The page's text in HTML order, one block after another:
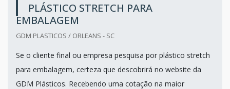
PLÁSTICO STRETCH PARA
EMBALAGEM
GDM PLASTICOS / ORLEANS - SC
Se o cliente final ou empresa pesquisa por plástico stretch
para embalagem, certeza que descobrirá no website da
GDM Plásticos. Recebendo uma cotação na maior